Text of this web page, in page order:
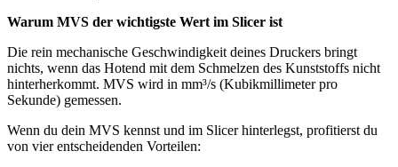
Warum MVS der wichtigste Wert im Slicer ist
Die rein mechanische Geschwindigkeit deines Druckers bringt
nichts, wenn das Hotend mit dem Schmelzen des Kunststoffs nicht
hinterherkommt. MVS wird in mm³/s (Kubikmillimeter pro
Sekunde) gemessen.
Wenn du dein MVS kennst und im Slicer hinterlegst, profitierst du
von vier entscheidenden Vorteilen: